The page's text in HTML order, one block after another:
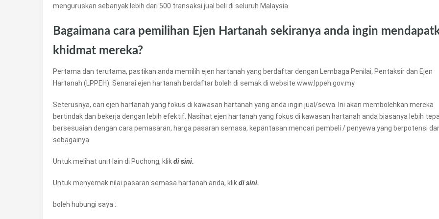
menguruskan sebanyak lebih dari 500 transaksi jual beli di seluruh Malaysia.
Bagaimana cara pemilihan Ejen Hartanah sekiranya anda ingin
khidmat mereka?
Pertama dan terutama, pastikan anda memilih ejen hartanah yang berdaftar dengan Lembaga Penilai, Pentaksir dan Ejen
Hartanah (LPPEH). Senarai ejen hartanah berdaftar boleh di semak di website www.lppeh.gov.my
Seterusnya, cari ejen hartanah yang fokus di kawasan hartanah yang anda ingin jual/sewa. Ini akan membolehkan mereka
bertindak dan bekerja dengan lebih efektif. Nasihat ejen hartanah yang fokus di kawasan hartanah anda biasanya lebih
bersesuaian dengan cara pemasaran, harga pasaran semasa, kepantasan mencari pembeli / penyewa yang berpotensi
sebagainya.
Untuk melihat unit lain di Puchong, klikdi sini.
Untuk menyemak nilai pasaran semasa hartanah anda, klikdi sini.
boleh hubungi saya :